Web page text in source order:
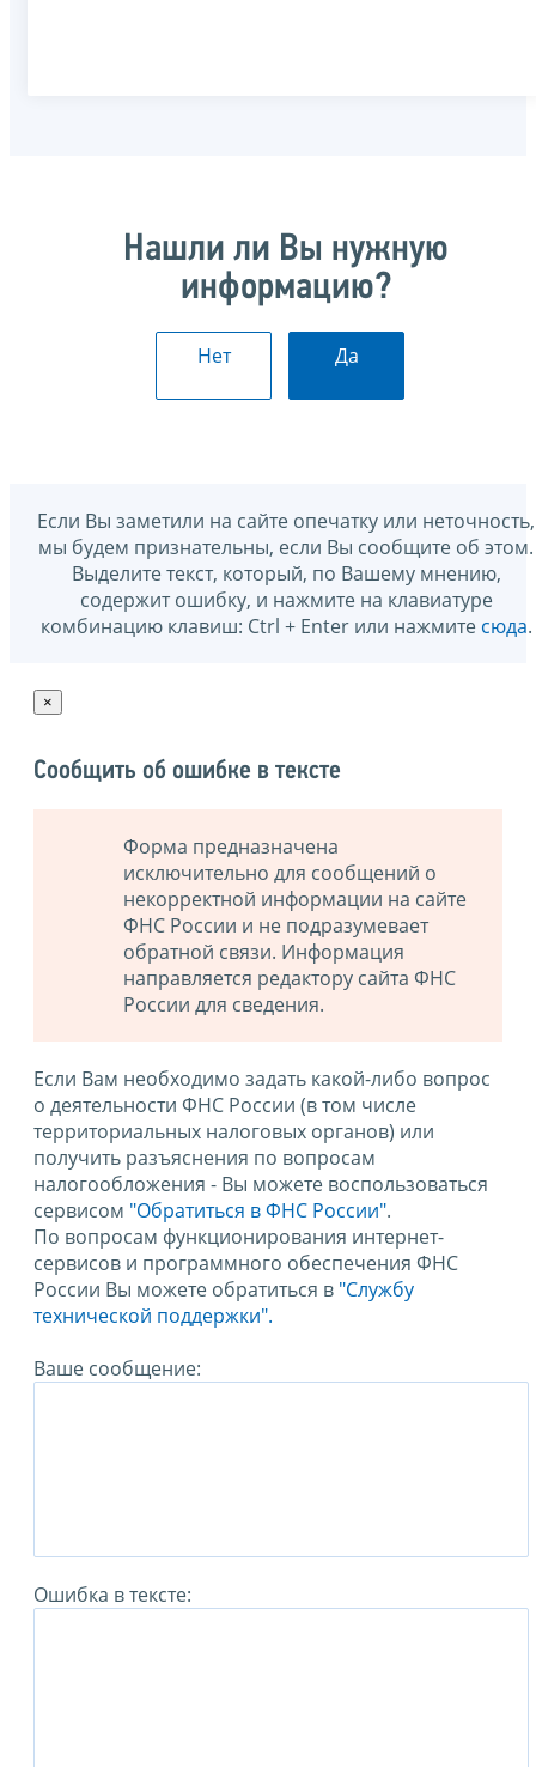
Нашли ли Вы нужную
информацию?
Нет Да
Если Вы заметили на сайте опечатку или неточность,
мы будем признательны, если Вы сообщите об этом.
Выделите текст, который, по Вашему мнению,
содержит ошибку, и нажмите на клавиатуре
комбинацию клавиш: Ctrl + Enter или нажмите сюда.
×
Сообщить об ошибке в тексте
Форма предназначена
исключительно для сообщений о
некорректной информации на сайте
ФНС России и не подразумевает
обратной связи. Информация
направляется редактору сайта ФНС
России для сведения.
Если Вам необходимо задать какой-либо вопрос
о деятельности ФНС России (в том числе
территориальных налоговых органов) или
получить разъяснения по вопросам
налогообложения - Вы можете воспользоваться
сервисом "Обратиться в ФНС России".
По вопросам функционирования интернет-
сервисов и программного обеспечения ФНС
России Вы можете обратиться в "Службу
технической поддержки".
Ваше сообщение:
Ошибка в тексте: